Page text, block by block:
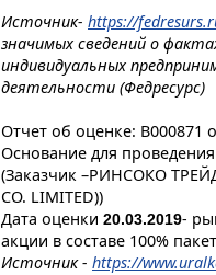
Источник- https://
значимых сведений о
индивидуальных
деятельности (Федресурс)
Отчет об оценке: B000871
Основание для
(Заказчик –РИНСОКО
CO. LIMITED))
Дата оценки 20.03.2019-
акции в составе 100%
Источник - https://